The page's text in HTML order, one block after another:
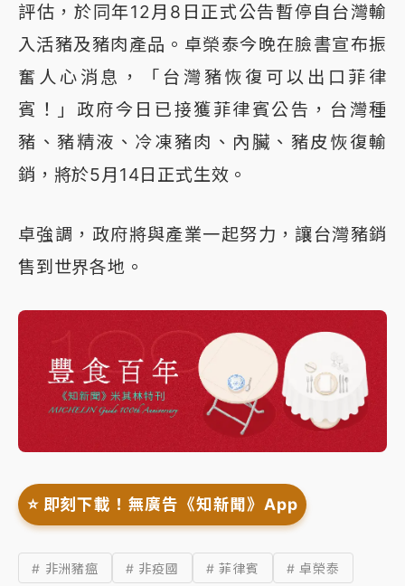
評估，於同年12月8日正式公告暫停自台灣輸
入活豬及豬肉產品。卓榮泰今晚在臉書宣布振
奮人心消息，「台灣豬恢復可以出口菲律
賓！」政府今日已接獲菲律賓公告，台灣種
豬、豬精液、冷凍豬肉、內臟、豬皮恢復輸
銷，將於5月14日正式生效。
卓強調，政府將與產業一起努力，讓台灣豬銷
售到世界各地。
⭐️ 即刻下載！無廣告《知新聞》App
# 非洲豬瘟 # 非疫國 # 菲律賓 # 卓榮泰